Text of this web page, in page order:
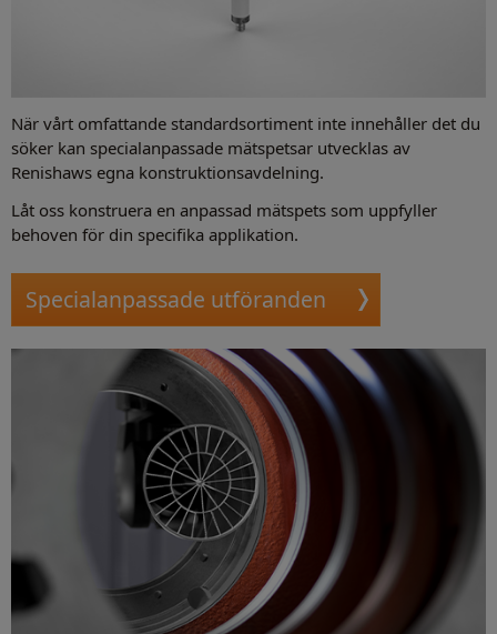
När vårt omfattande standardsortiment inte innehåller det du
söker kan specialanpassade mätspetsar utvecklas av
Renishaws egna konstruktionsavdelning.
Låt oss konstruera en anpassad mätspets som uppfyller
behoven för din specifika applikation.
Specialanpassade utföranden